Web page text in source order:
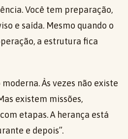
Você tem preparação,
e saída. Mesmo quando o
a estrutura fica
Às vezes não existe
existem missões,
etapas. A herança está
e depois”.